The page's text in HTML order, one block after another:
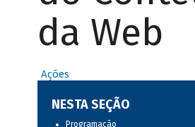
da Web
Ações
NESTA SEÇÃO
Programação